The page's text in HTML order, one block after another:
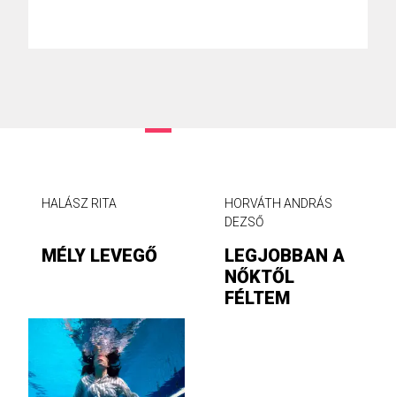
HALÁSZ RITA
MÉLY LEVEGŐ
HORVÁTH ANDRÁS
DEZSŐ
LEGJOBBAN A
NŐKTŐL
FÉLTEM